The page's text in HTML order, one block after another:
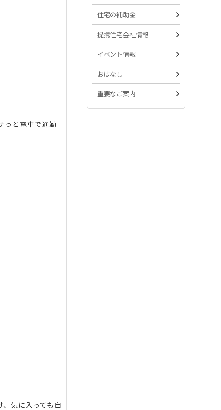
っと電車で通勤
気に入っても自
住宅の補助金
提携住宅会社情報
イベント情報
おはなし
重要なご案内